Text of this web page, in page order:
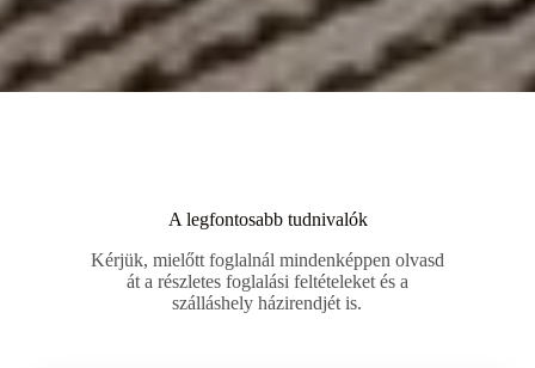
A legfontosabb tudnivalók
Kérjük, mielőtt foglalnál mindenképpen olvasd
át a részletes foglalási feltételeket és a
szálláshely házirendjét is.